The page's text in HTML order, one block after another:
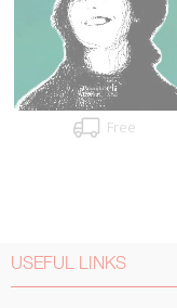
Free
USEFUL LINKS